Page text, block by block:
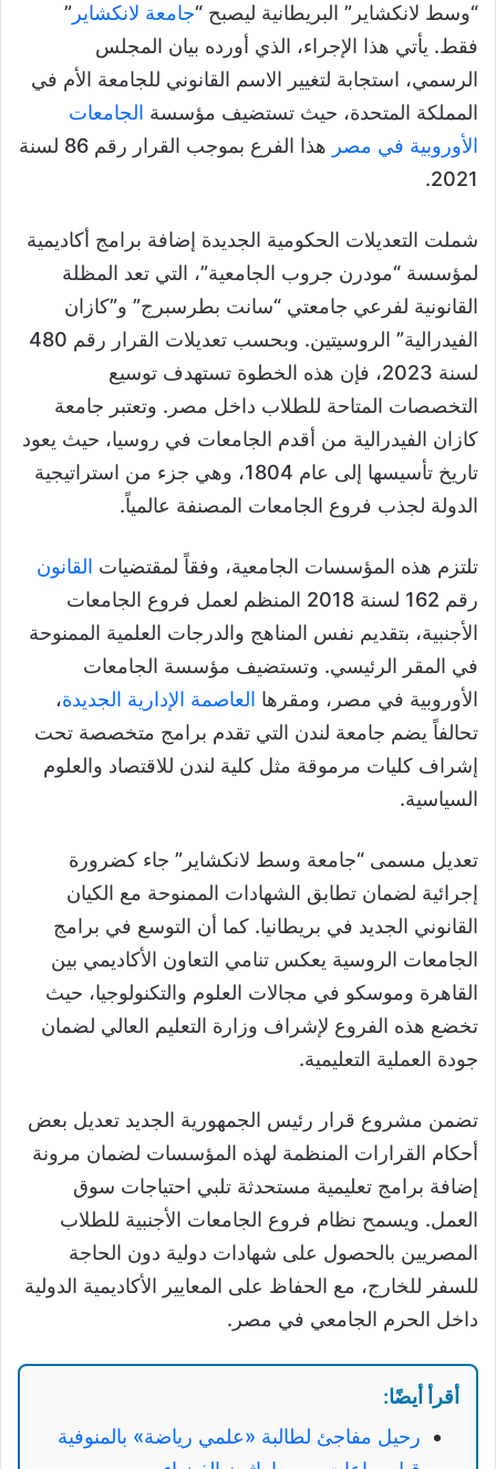
“وسط لانكشاير” البريطانية ليصبح “جامعة لانكشاير ”
فقط. يأتي هذا الإجراء، الذي أورده بيان المجلس
الرسمي، استجابة لتغيير الاسم القانوني للجامعة الأم في
المملكة المتحدة، حيث تستضيف مؤسسة الجامعات
الأوروبية في مصر
هذا الفرع بموجب القرار رقم 86 لسنة
2021.
شملت التعديلات الحكومية الجديدة إضافة برامج أكاديمية
لمؤسسة “مودرن جروب الجامعية”، التي تعد المظلة
القانونية لفرعي جامعتي “سانت بطرسبرج” و”كازان
الفيدرالية” الروسيتين. وبحسب تعديلات القرار رقم 480
لسنة 2023، فإن هذه الخطوة تستهدف توسيع
التخصصات المتاحة للطلاب داخل مصر. وتعتبر جامعة
كازان الفيدرالية من أقدم الجامعات في روسيا، حيث يعود
تاريخ تأسيسها إلى عام 1804، وهي جزء من استراتيجية
الدولة لجذب فروع الجامعات المصنفة عالمياً.
تلتزم هذه المؤسسات الجامعية، وفقاً لمقتضيات القانون
رقم 162 لسنة 2018 المنظم لعمل فروع الجامعات
الأجنبية، بتقديم نفس المناهج والدرجات العلمية الممنوحة
في المقر الرئيسي. وتستضيف مؤسسة الجامعات
الأوروبية في مصر، ومقرها العاصمة الإدارية الجديدة،
تحالفاً يضم جامعة لندن التي تقدم برامج متخصصة تحت
إشراف كليات مرموقة مثل كلية لندن للاقتصاد والعلوم
السياسية.
تعديل مسمى “جامعة وسط لانكشاير” جاء كضرورة
إجرائية لضمان تطابق الشهادات الممنوحة مع الكيان
القانوني الجديد في بريطانيا. كما أن التوسع في برامج
الجامعات الروسية يعكس تنامي التعاون الأكاديمي بين
القاهرة وموسكو في مجالات العلوم والتكنولوجيا، حيث
تخضع هذه الفروع لإشراف وزارة التعليم العالي لضمان
جودة العملية التعليمية.
تضمن مشروع قرار رئيس الجمهورية الجديد تعديل بعض
أحكام القرارات المنظمة لهذه المؤسسات لضمان مرونة
إضافة برامج تعليمية مستحدثة تلبي احتياجات سوق
العمل. ويسمح نظام فروع الجامعات الأجنبية للطلاب
المصريين بالحصول على شهادات دولية دون الحاجة
للسفر للخارج، مع الحفاظ على المعايير الأكاديمية الدولية
داخل الحرم الجامعي في مصر.
أقرأ أيضًا:
رحيل مفاجئ لطالبة «علمي رياضة» بالمنوفية